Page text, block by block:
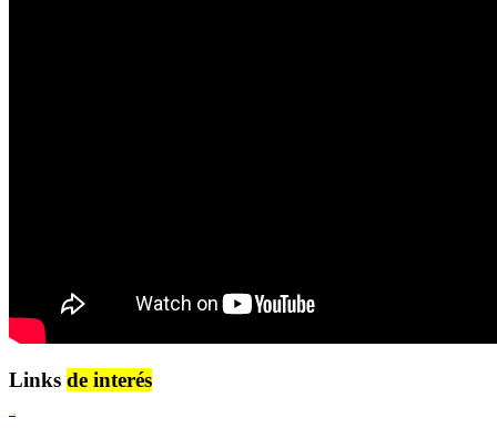
Links de interés